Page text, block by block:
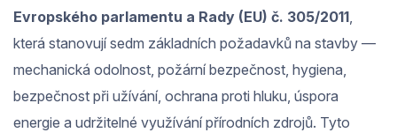
Evropského parlamentu a Rady (EU) č. 305/2011,
která stanovují sedm základních požadavků na stavby —
mechanická odolnost, požární bezpečnost, hygiena,
bezpečnost při užívání, ochrana proti hluku, úspora
energie a udržitelné využívání přírodních zdrojů. Tyto